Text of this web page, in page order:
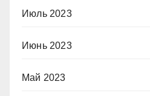
Июль 2023
Июнь 2023
Май 2023